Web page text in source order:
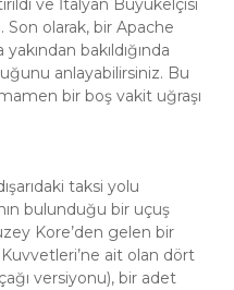
ve İtalyan Büyükelçisi
Son olarak, bir Apache
bakıldığında
anlayabilirsiniz. Bu
bir boş vakit uğraşı
taksi yolu
bulunduğu bir uçuş
Kore’den gelen bir
ait olan dört
versiyonu), bir adet